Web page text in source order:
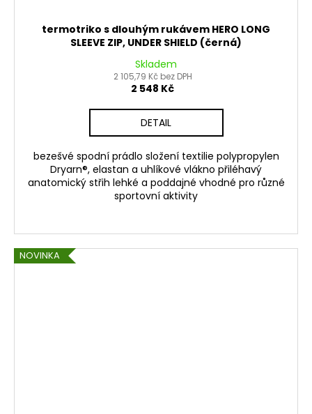
termotriko s dlouhým rukávem HERO LONG
SLEEVE ZIP, UNDER SHIELD (černá)
Skladem
2 105,79 Kč bez DPH
2 548 Kč
DETAIL
bezešvé spodní prádlo složení textilie polypropylen
Dryarn®, elastan a uhlíkové vlákno přiléhavý
anatomický střih lehké a poddajné vhodné pro různé
sportovní aktivity
NOVINKA